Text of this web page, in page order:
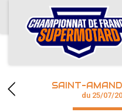
ACCUEIL
ACTUS
CALENDRIER
CHAMPIONNAT
SAINT-
du 25/07/